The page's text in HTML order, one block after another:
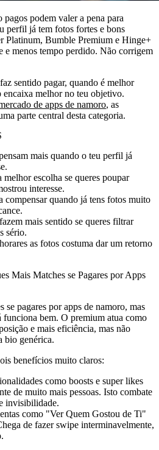
pagos podem valer a pena para
perfil já tem fotos fortes e bons
Platinum, Bumble Premium e Hinge+
e menos tempo perdido. Não corrigem
sentido pagar, quando é melhor
encaixa melhor no teu objetivo.
de apps de namoro, as
parte central desta categoria.
mais quando o teu perfil já
escolha se queres poupar
interesse.
compensar quando já tens fotos muito
mais sentido se queres filtrar
sério.
as fotos costuma dar um retorno
Mais Matches se Pagares por Apps
se pagares por apps de namoro, mas
funciona bem. O premium atua como
e mais eficiência, mas não
bio genérica.
benefícios muito claros:
como boosts e super likes
de muito mais pessoas. Isto combate
invisibilidade.
como "Ver Quem Gostou de Ti"
de fazer swipe interminavelmente,